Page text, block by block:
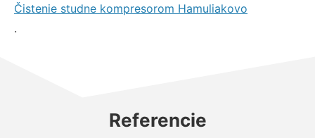
Čistenie studne kompresorom Hamuliakovo
.
Referencie